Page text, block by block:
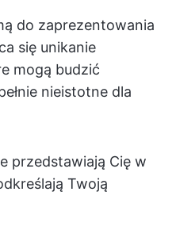
do zaprezentowania
się unikanie
mogą budzić
nieistotne dla
przedstawiają Cię w
Twoją